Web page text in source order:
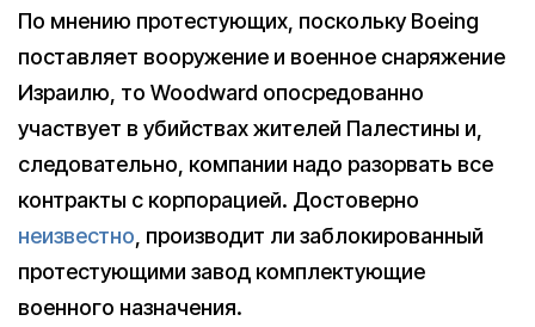
По мнению протестующих, поскольку Boeing
поставляет вооружение и военное снаряжение
Израилю, то Woodward опосредованно
участвует в убийствах жителей Палестины и,
следовательно, компании надо разорвать все
контракты с корпорацией. Достоверно
неизвестно, производит ли заблокированный
протестующими завод комплектующие
военного назначения.